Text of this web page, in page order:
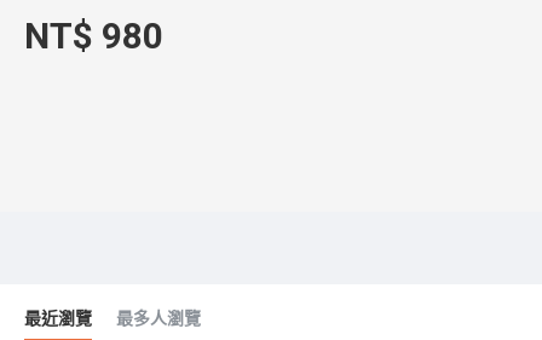
NT$ 980
最近瀏覽 最多人瀏覽